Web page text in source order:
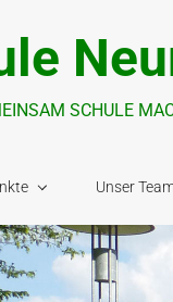
SCHULE
Unser